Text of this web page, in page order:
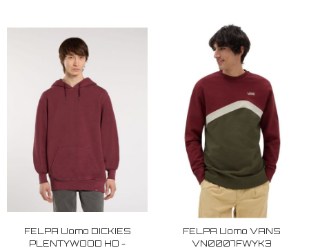
FELPA Uomo DICKIES
PLENTYWOOD HD -
FELPA Uomo VANS
VN0007FWYK3